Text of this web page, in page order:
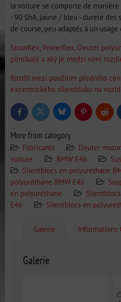
la voiture se comporte de
- 90 ShA, jaune / bleu - dureté
de course, peu adaptés à un
Stronflex, Powerflex, Deuter
ponúkajú a aký je medzi nimi
Rozdíl mezi použitím předního
excentrického silentbloku na
FacebookTwitter BlueskyPinterestReddit
More from category
Fabricants Deuter
voiture
BMW E46
Silentblocs en polyuréthane
polyuréthane BMW E46
en polyuréthane
E46
Silentblocs en
Galerie Informations
Galerie